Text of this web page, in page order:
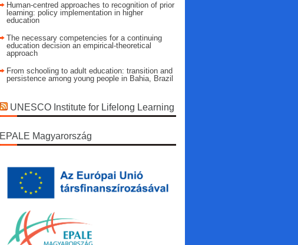
Human-centred approaches to recognition of prior
learning: policy implementation in higher
education
The necessary competencies for a continuing
education decision an empirical-theoretical
approach
From schooling to adult education: transition and
persistence among young people in Bahia, Brazil
UNESCO Institute for Lifelong Learning
EPALE Magyarország